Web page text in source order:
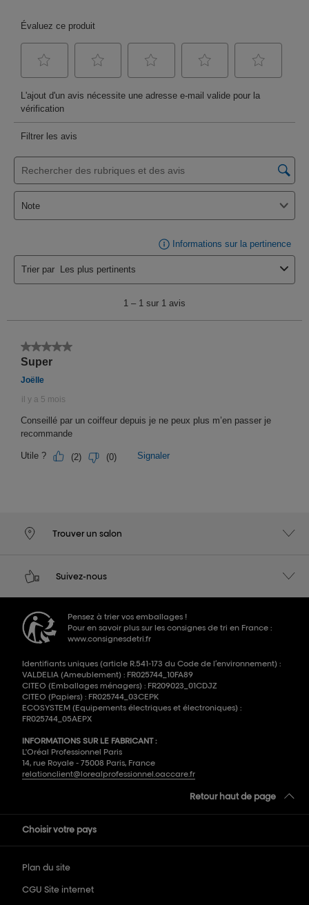
Trouver un salon
Suivez-nous
Pensez à trier vos emballages !
Pour en savoir plus sur les consignes de tri en France :
www.consignesdetri.fr
Identifiants uniques (article R.541-173 du Code de l’environnement) :
VALDELIA (Ameublement) : FR025744_10FA89
CITEO (Emballages ménagers) : FR209023_01CDJZ
CITEO (Papiers) : FR025744_03CEPK
ECOSYSTEM (Equipements électriques et électroniques) :
FR025744_05AEPX
INFORMATIONS SUR LE FABRICANT :
L'Oréal Professionnel Paris
14, rue Royale - 75008 Paris, France
relationclient@lorealprofessionnel.oaccare.fr
Retour haut de page
Choisir votre pays
Plan du site
CGU Site internet